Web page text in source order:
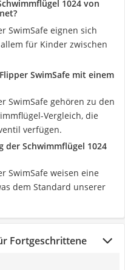
1024 von
SwimSafe eignen sich
für Kinder zwischen
SwimSafe mit einem
SwimSafe gehören zu den
Vergleich, die
verfügen.
der Schwimmflügel 1024
SwimSafe weisen eine
dem Standard unserer
Fortgeschrittene